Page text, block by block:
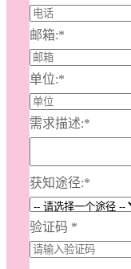
邮箱:*
单位:*
需求描述:*
获知途径:*
验证码 *